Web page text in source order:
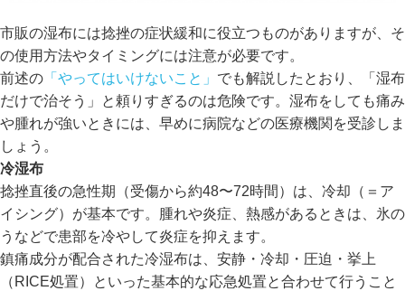
市販の湿布には捻挫の症状緩和に役立つものがありますが、そ
の使用方法やタイミングには注意が必要です。
前述の 「やってはいけないこと」 でも解説したとおり、「湿布
だけで治そう」と頼りすぎるのは危険です。湿布をしても痛み
や腫れが強いときには、早めに病院などの医療機関を受診しま
しょう。
冷湿布
捻挫直後の急性期（受傷から約48〜72時間）は、冷却（＝ア
イシング）が基本です。腫れや炎症、熱感があるときは、氷の
うなどで患部を冷やして炎症を抑えます。
鎮痛成分が配合された冷湿布は、安静・冷却・圧迫・挙上
（RICE処置）といった基本的な応急処置と合わせて行うこと